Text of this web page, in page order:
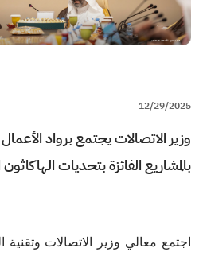
12/29/2025
وزير الاتصالات يجتمع برواد
بالمشاريع الفائزة بتحديات الهاكاثون
اجتمع معالي وزير الاتصالات